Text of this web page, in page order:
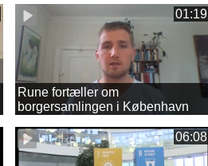
verdensmål
01:19
Rune fortæller om
borgersamlingen i København
06:08